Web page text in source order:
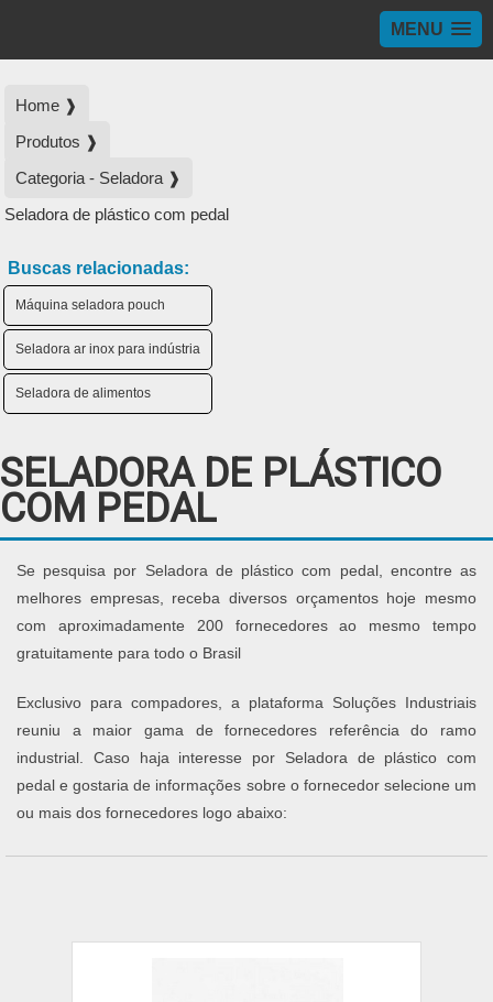
MENU
Home ❱
Produtos ❱
Categoria - Seladora ❱
Seladora de plástico com pedal
Buscas relacionadas:
Máquina seladora pouch
Seladora ar inox para indústria
Seladora de alimentos
SELADORA DE PLÁSTICO
COM PEDAL
Se pesquisa por Seladora de plástico com pedal, encontre as
melhores empresas, receba diversos orçamentos hoje mesmo
com aproximadamente 200 fornecedores ao mesmo tempo
gratuitamente para todo o Brasil
Exclusivo para compadores, a plataforma Soluções Industriais
reuniu a maior gama de fornecedores referência do ramo
industrial. Caso haja interesse por Seladora de plástico com
pedal e gostaria de informações sobre o fornecedor selecione um
ou mais dos fornecedores logo abaixo: